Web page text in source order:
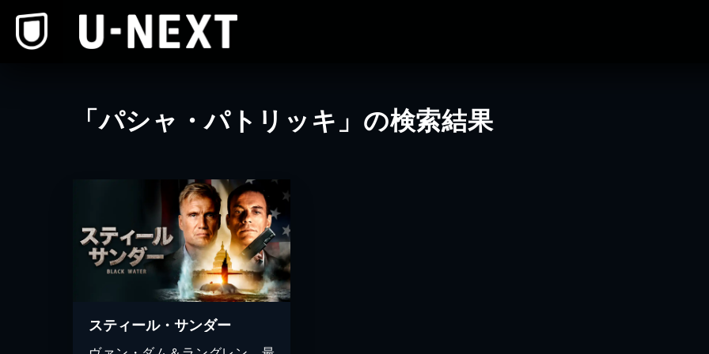
「パシャ・パトリッキ」の検索結果
スティール・サンダー